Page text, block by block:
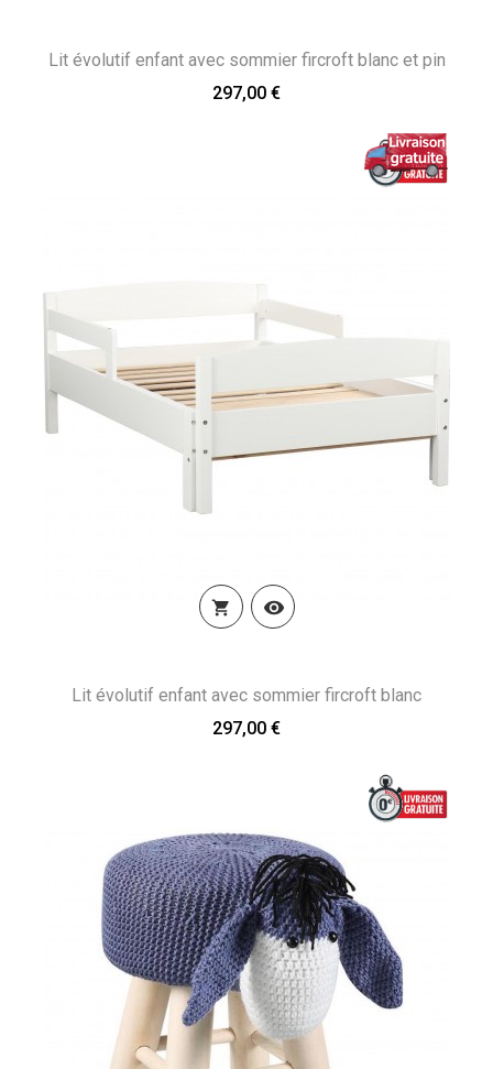
Lit évolutif enfant avec sommier fircroft blanc et pin
297,00 €
 
Lit évolutif enfant avec sommier fircroft blanc
297,00 €